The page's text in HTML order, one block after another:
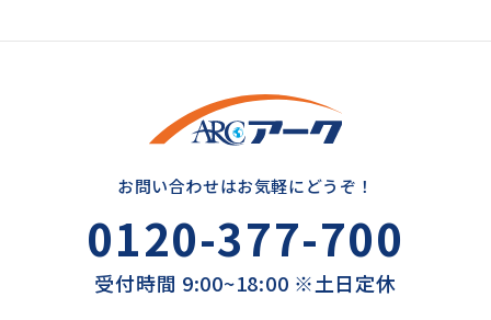
お問い合わせはお気軽にどうぞ！
0120-377-700
受付時間 9:00~18:00 ※土日定休